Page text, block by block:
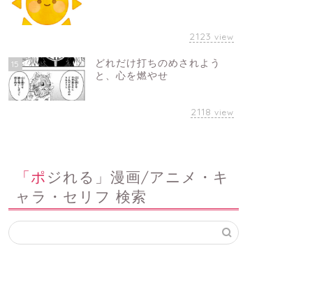
2123 view
15
どれだけ打ちのめされよう
と、心を燃やせ
2118 view
「ポジれる」漫画/アニメ・キ
ャラ・セリフ 検索